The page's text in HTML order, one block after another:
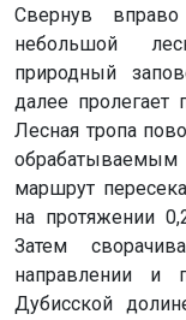
Свернув
небольшой
природный
далее
Лесная тропа
маршрут
на протяжении
Затем
направлении и
Дубисской